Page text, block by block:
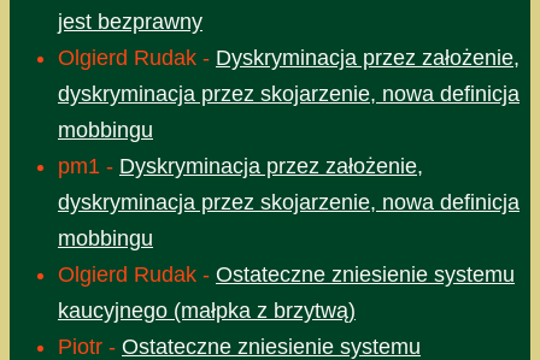
jest bezprawny
Olgierd Rudak - Dyskryminacja przez założenie,
dyskryminacja przez skojarzenie, nowa definicja
mobbingu
pm1 - Dyskryminacja przez założenie,
dyskryminacja przez skojarzenie, nowa definicja
mobbingu
Olgierd Rudak - Ostateczne zniesienie systemu
kaucyjnego (małpka z brzytwą)
Piotr - Ostateczne zniesienie systemu